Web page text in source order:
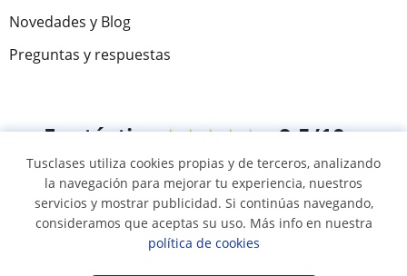
Novedades y Blog
Preguntas y respuestas
Fantástica★★★★★ 9,5/10
305915 opiniones de alumnos
© 2007 - 2026 Tusclases.com.ve
Tusclases utiliza cookies propias y de terceros, analizando
la navegación para mejorar tu experiencia, nuestros
servicios y mostrar publicidad. Si continúas navegando,
consideramos que aceptas su uso. Más info en nuestra
política de cookies